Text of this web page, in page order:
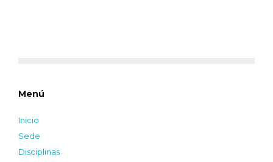
Menú
Inicio
Sede
Disciplinas